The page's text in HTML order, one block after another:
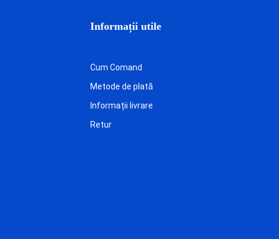
Informații utile
Cum Comand
Metode de plată
Informații livrare
Retur